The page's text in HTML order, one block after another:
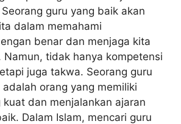
guru yang baik akan
dalam memahami
benar dan menjaga kita
Namun, tidak hanya kompetensi
juga takwa. Seorang guru
orang yang memiliki
kuat dan menjalankan ajaran
Dalam Islam, mencari guru